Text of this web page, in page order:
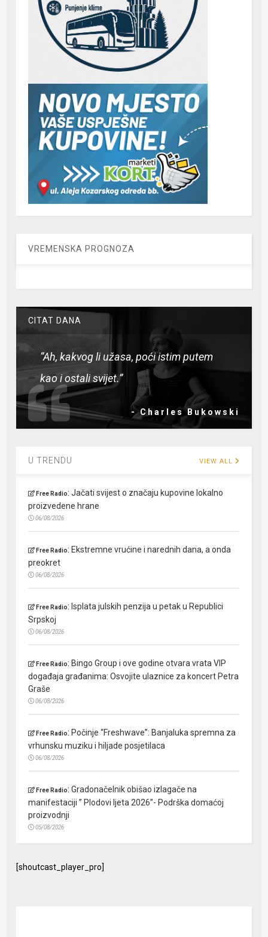
VREMENSKA PROGNOZA
CITAT DANA
“Ah, kakvog li užasa, poći istim putem
kao i ostali svijet.”
- Charles Bukowski
U TRENDU VIEW ALL
Free Radio:Jačati svijest o značaju kupovine lokalno
proizvedene hrane
06/08/2026
Free Radio: Ekstremne vrućine i narednih dana, a onda
preokret
06/08/2026
Free Radio: Isplata julskih penzija u petak u Republici
Srpskoj
06/08/2026
Free Radio: Bingo Group i ove godine otvara vrata VIP
događaja građanima: Osvojite ulaznice za koncert Petra
Graše
06/08/2026
Free Radio: Počinje “Freshwave”: Banjaluka spremna za
vrhunsku muziku i hiljade posjetilaca
06/08/2026
Free Radio:Gradonačelnik obišao izlagače na
manifestaciji ” Plodovi ljeta 2026”- Podrška domaćoj
proizvodnji
05/08/2026
[shoutcast_player_pro]